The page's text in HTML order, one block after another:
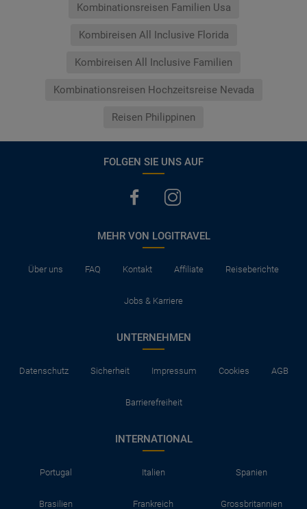
Kombinationsreisen Familien Usa
Kombireisen All Inclusive Florida
Kombireisen All Inclusive Familien
Kombinationsreisen Hochzeitsreise Nevada
Reisen Philippinen
FOLGEN SIE UNS AUF
MEHR VON LOGITRAVEL
Über uns FAQ Kontakt Affiliate Reiseberichte
Jobs & Karriere
UNTERNEHMEN
Datenschutz Sicherheit Impressum Cookies AGB
Barrierefreiheit
INTERNATIONAL
Portugal Italien Spanien
Brasilien Frankreich Grossbritannien